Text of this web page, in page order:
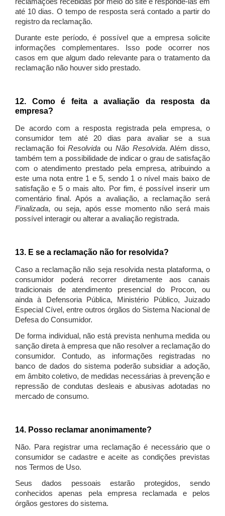
até 10 dias. O tempo de resposta será contado a partir do
registro da reclamação.
Durante este período, é possível que a empresa solicite
informações complementares. Isso pode ocorrer nos
casos em que algum dado relevante para o tratamento da
reclamação não houver sido prestado.
12. Como é feita a avaliação da resposta da
empresa?
De acordo com a resposta registrada pela empresa, o
consumidor tem até 20 dias para avaliar se a sua
reclamação foiResolvida ou Não Resolvida. Além disso,
também tem a possibilidade de indicar o grau de satisfação
com o atendimento prestado pela empresa, atribuindo a
este uma nota entre 1 e 5, sendo 1 o nível mais baixo de
satisfação e 5 o mais alto. Por fim, é possível inserir um
comentário final. Após a avaliação, a reclamação será
Finalizada, ou seja, após esse momento não será mais
possível interagir ou alterar a avaliação registrada.
13. E se a reclamação não for resolvida?
Caso a reclamação não seja resolvida nesta plataforma, o
consumidor poderá recorrer diretamente aos canais
tradicionais de atendimento presencial do Procon, ou
ainda à Defensoria Pública, Ministério Público, Juizado
Especial Cível, entre outros órgãos do Sistema Nacional de
Defesa do Consumidor.
De forma individual, não está prevista nenhuma medida ou
sanção direta à empresa que não resolver a reclamação do
consumidor. Contudo, as informações registradas no
banco de dados do sistema poderão subsidiar a adoção,
em âmbito coletivo, de medidas necessárias à prevenção e
repressão de condutas desleais e abusivas adotadas no
mercado de consumo.
14. Posso reclamar anonimamente?
Não. Para registrar uma reclamação é necessário que o
consumidor se cadastre e aceite as condições previstas
nos Termos de Uso.
Seus dados pessoais estarão protegidos, sendo
conhecidos apenas pela empresa reclamada e pelos
órgãos gestores do sistema.